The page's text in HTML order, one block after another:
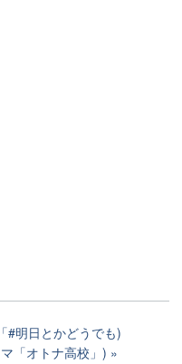
#明日とかどうでも)
「オトナ高校」)